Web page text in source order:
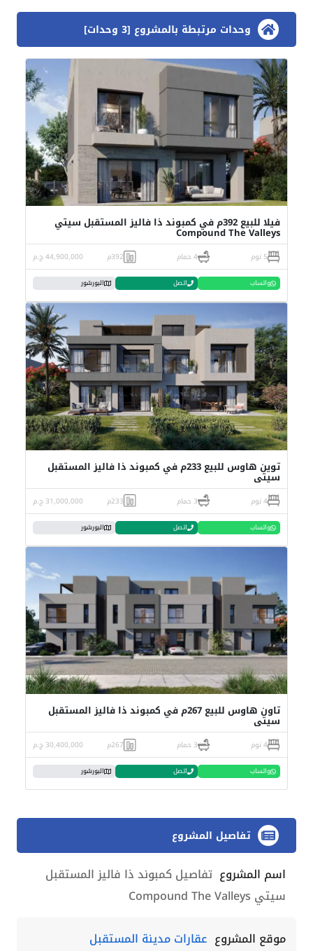
وحدات مرتبطة بالمشروع [3 وحدات]
فيلا للبيع 392م في كمبوند ذا فاليز المستقبل سيتي
Compound The Valleys
5 نوم 4 حمام 392م 44,900,000 ج.م
واتساب اتصل البورشور
توين هاوس للبيع 233م في كمبوند ذا فاليز المستقبل
سيتي
4 نوم 3 حمام 233م 31,000,000 ج.م
واتساب اتصل البورشور
تاون هاوس للبيع 267م في كمبوند ذا فاليز المستقبل
سيتي
4 نوم 3 حمام 267م 30,400,000 ج.م
واتساب اتصل البورشور
تفاصيل المشروع
اسم المشروع تفاصيل كمبوند ذا فاليز المستقبل
سيتي Compound The Valleys
موقع المشروع عقارات مدينة المستقبل